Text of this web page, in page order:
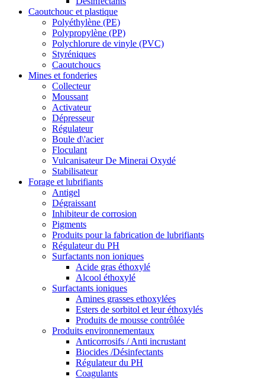
Caoutchouc et plastique
Polyéthylène (PE)
Polypropylène (PP)
Polychlorure de vinyle (PVC)
Styréniques
Caoutchoucs
Mines et fonderies
Collecteur
Moussant
Activateur
Dépresseur
Régulateur
Boule d\'acier
Floculant
Vulcanisateur De Minerai Oxydé
Stabilisateur
Forage et lubrifiants
Antigel
Dégraissant
Inhibiteur de corrosion
Pigments
Produits pour la fabrication de lubrifiants
Régulateur du PH
Surfactants non ioniques
Acide gras éthoxylé
Alcool éthoxylé
Surfactants ioniques
Amines grasses ethoxylées
Esters de sorbitol et leur éthoxylés
Produits de mousse contrôlée
Produits environnementaux
Anticorrosifs / Anti incrustant
Biocides /Désinfectants
Régulateur du PH
Coagulants